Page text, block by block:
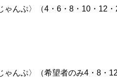
ぷ〉（4・6・8・10・12・
んぷ〉（希望者のみ4・8・